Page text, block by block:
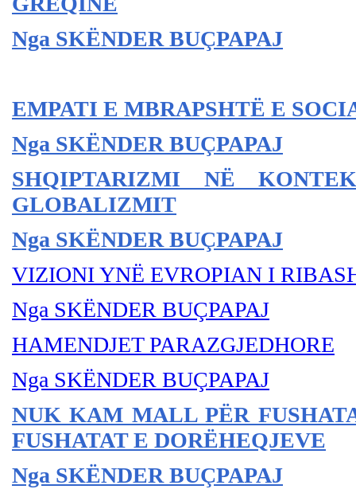
Nga SKËNDER BUÇPAPAJ
EMPATI E MBRAPSHTË E
Nga SKËNDER BUÇPAPAJ
SHQIPTARIZMI NË
GLOBALIZMIT
Nga SKËNDER BUÇPAPAJ
VIZIONI YNË EVROPIAN I
Nga SKËNDER BUÇPAPAJ
HAMENDJET PARAZGJEDHORE
Nga SKËNDER BUÇPAPAJ
NUK KAM MALL PËR
FUSHATAT E DORËHEQJEVE
Nga SKËNDER BUÇPAPAJ